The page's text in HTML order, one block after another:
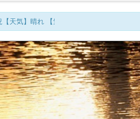
【天気】晴れ 【気温】24℃ 【水温】26.5℃